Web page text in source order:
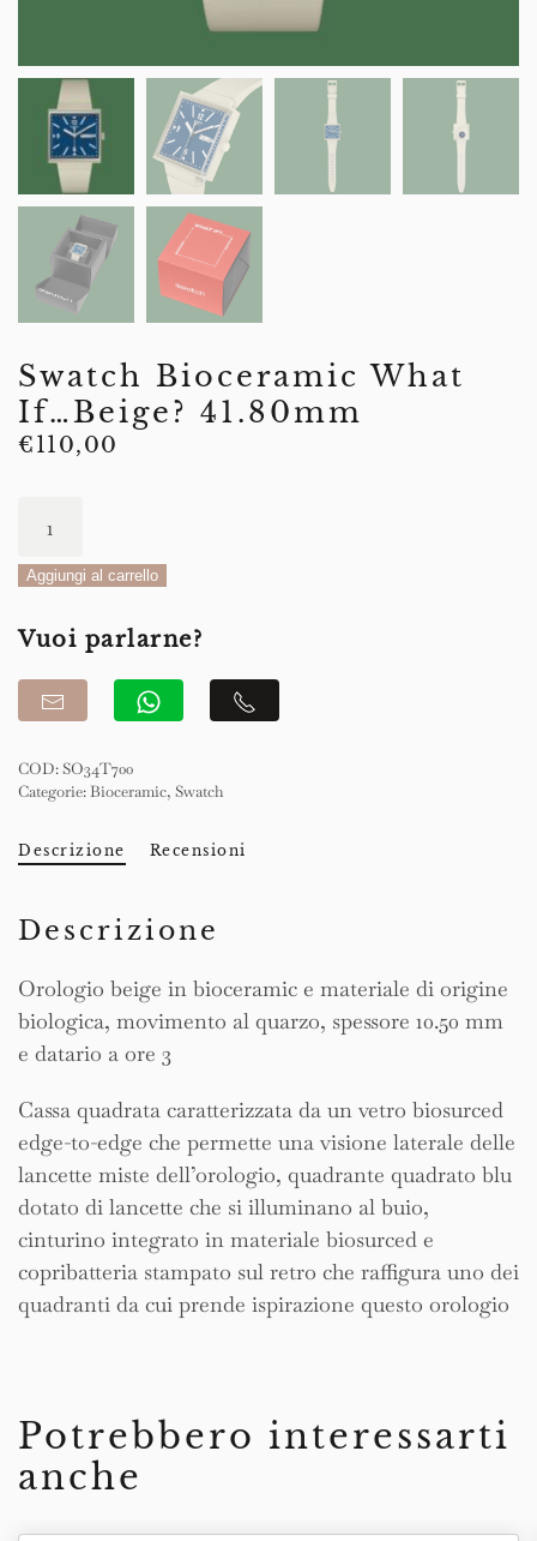
Swatch Bioceramic What
If…Beige? 41.80mm
€110,00
Bioceramic
What
Beige?
41.80mm
quantità
Aggiungi al carrello
Vuoi parlarne?
COD:SO34T700
Categorie:Bioceramic, Swatch
Descrizione Recensioni
Descrizione
Orologio beige in bioceramic e materiale di origine
biologica, movimento al quarzo, spessore 10.50 mm
e datario a ore 3
Cassa quadrata caratterizzata da un vetro biosurced
edge-to-edge che permette una visione laterale delle
lancette miste dell’orologio, quadrante quadrato blu
dotato di lancette che si illuminano al buio,
cinturino integrato in materiale biosurced e
copribatteria stampato sul retro che raffigura uno dei
quadranti da cui prende ispirazione questo orologio
Potrebbero interessarti
anche